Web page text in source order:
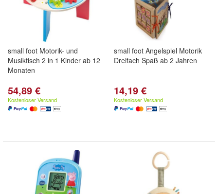
small foot Motorik- und
Musiktisch 2 in 1 Kinder ab 12
Monaten
54,89 €
Kostenloser Versand
small foot Angelspiel Motorik
Dreifach Spaß ab 2 Jahren
14,19 €
Kostenloser Versand